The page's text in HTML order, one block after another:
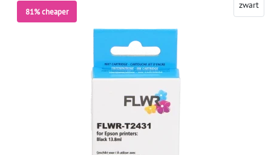
81% cheaper